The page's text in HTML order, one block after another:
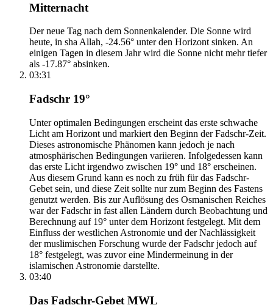
Mitternacht
Der neue Tag nach dem Sonnenkalender. Die Sonne wird
heute, in sha Allah, -24.56° unter den Horizont sinken. An
einigen Tagen in diesem Jahr wird die Sonne nicht mehr tiefer
als -17.87° absinken.
03:31
Fadschr 19°
Unter optimalen Bedingungen erscheint das erste schwache
Licht am Horizont und markiert den Beginn der Fadschr-Zeit.
Dieses astronomische Phänomen kann jedoch je nach
atmosphärischen Bedingungen variieren. Infolgedessen kann
das erste Licht irgendwo zwischen 19° und 18° erscheinen.
Aus diesem Grund kann es noch zu früh für das Fadschr-
Gebet sein, und diese Zeit sollte nur zum Beginn des Fastens
genutzt werden. Bis zur Auflösung des Osmanischen Reiches
war der Fadschr in fast allen Ländern durch Beobachtung und
Berechnung auf 19° unter dem Horizont festgelegt. Mit dem
Einfluss der westlichen Astronomie und der Nachlässigkeit
der muslimischen Forschung wurde der Fadschr jedoch auf
18° festgelegt, was zuvor eine Mindermeinung in der
islamischen Astronomie darstellte.
03:40
Das Fadschr-Gebet MWL